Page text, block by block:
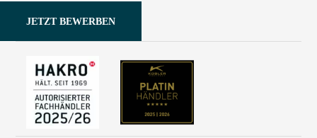
JETZT BEWERBEN